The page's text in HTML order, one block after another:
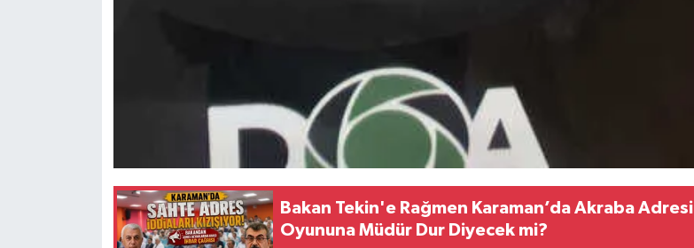
Bakan Tekin'e Rağmen Karaman’da Akraba Adresi
Oyununa Müdür Dur Diyecek mi?